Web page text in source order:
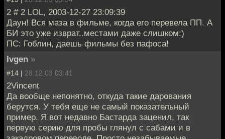
2 # 2 LOL, 2003-12-27 23:09:39
Даун! Вся маза в фильме, когда его перевела ПП. А
БИ это уже изврат..местами даже слишком:)
ПС: Гоблин, даешь фильмы без пафоса!
Ivgen »
#14 | 28.12.03 03:41
2Vincent
Да вообще непонятно, откуда такие дарования
берутся. У тебя еще не самый показательный
пример. Я вот недавно Бастарда заценил, так
первую серию для пробы глянул с сабами и в